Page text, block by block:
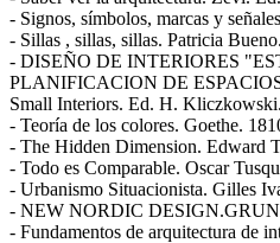
- Signos, símbolos, marcas y
- Sillas , sillas, sillas. Patricia
- DISEÑO DE INTERIORES
PLANIFICACION DE
Small Interiors. Ed. H.
- Teoría de los colores. Goethe.
- The Hidden Dimension. Edward
- Todo es Comparable. Oscar
- Urbanismo Situacionista. Gilles
- NEW NORDIC
- Fundamentos de arquitectura de